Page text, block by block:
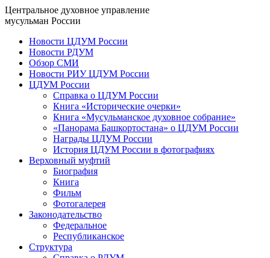
Центральное духовное управление
мусульман России
Новости ЦДУМ России
Новости РДУМ
Обзор СМИ
Новости РИУ ЦДУМ России
ЦДУМ России
Справка о ЦДУМ России
Книга «Исторические очерки»
Книга «Мусульманское духовное собрание»
«Панорама Башкортостана» о ЦДУМ России
Награды ЦДУМ России
История ЦДУМ России в фотографиях
Верховный муфтий
Биография
Книга
Фильм
Фотогалерея
Законодательство
Федеральное
Республиканское
Структура